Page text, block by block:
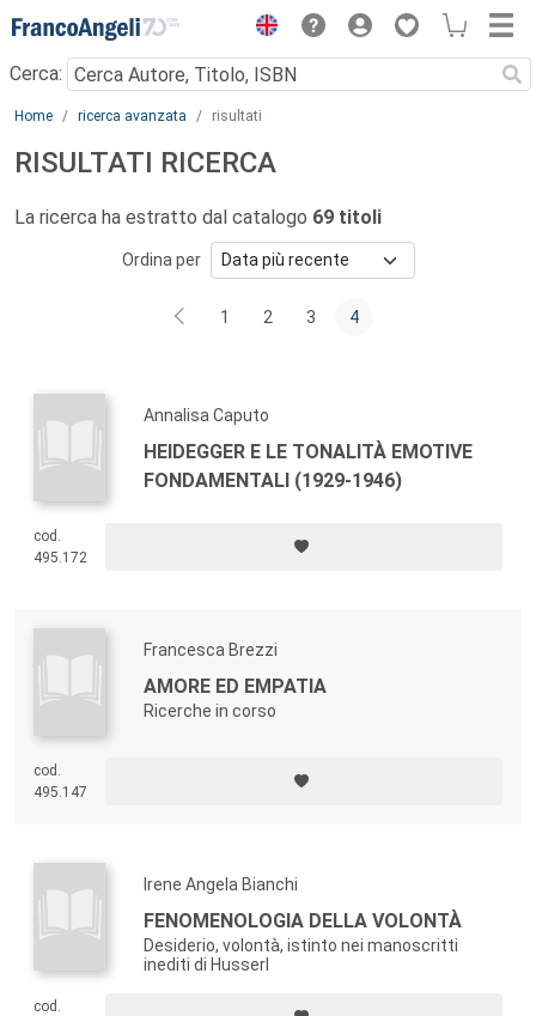
Menu
Cerca:
Main content
Home ricerca avanzata risultati
RISULTATI RICERCA
La ricerca ha estratto dal catalogo 69 titoli
Ordina per
1 2 3 4
Annalisa Caputo
HEIDEGGER E LE TONALITÀ EMOTIVE
FONDAMENTALI (1929-1946)
cod.
495.172
Francesca Brezzi
AMORE ED EMPATIA
Ricerche in corso
cod.
495.147
Irene Angela Bianchi
FENOMENOLOGIA DELLA VOLONTÀ
Desiderio, volontà, istinto nei manoscritti
inediti di Husserl
cod.